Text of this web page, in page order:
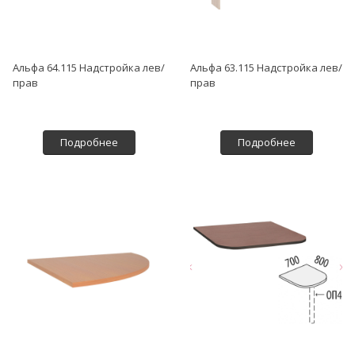
Альфа 64.115 Надстройка лев/
прав
Подробнее
Альфа 63.115 Надстройка лев/
прав
Подробнее